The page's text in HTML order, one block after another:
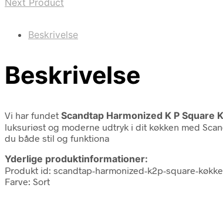
Beskrivelse
Beskrivelse
Vi har fundet Scandtap Harmonized K P Square
luksuriøst og moderne udtryk i dit køkken med
du både stil og funktiona
Yderlige produktinformationer:
Produkt id: scandtap-harmonized-k2p-square-
Farve: Sort